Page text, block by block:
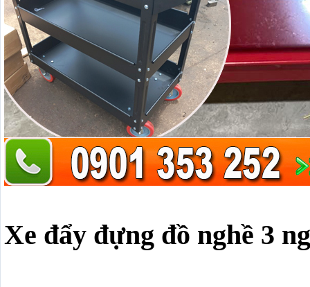
Xe đẩy đựng đồ nghề 3